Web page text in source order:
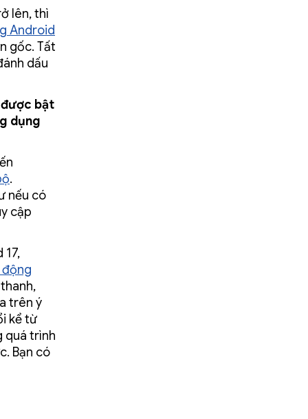
lên, thì
Android
gốc. Tất
dấu
được bật
dụng
.
nếu có
cập
17,
trên ý
kể từ
quá trình
Bạn có